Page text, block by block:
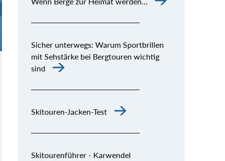
Sicher unterwegs: Warum Sportbrillen
mit Sehstärke bei Bergtouren wichtig
sind
Skitouren-Jacken-Test
Skitourenführer - Karwendel